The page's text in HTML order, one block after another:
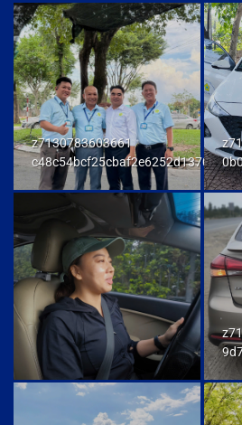
z7130783603661